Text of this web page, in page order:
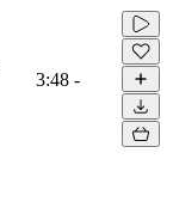
3:48 -